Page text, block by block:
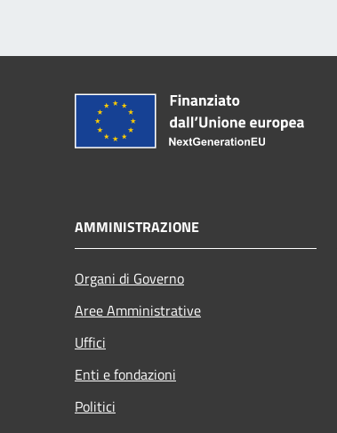
AMMINISTRAZIONE
Organi di Governo
Aree Amministrative
Uffici
Enti e fondazioni
Politici